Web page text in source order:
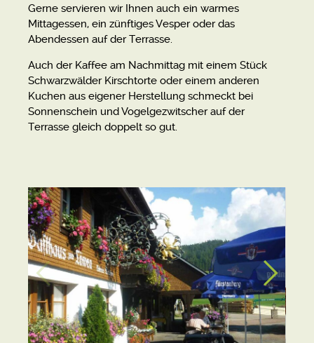
Gerne servieren wir Ihnen auch ein warmes
Mittagessen, ein zünftiges Vesper oder das
Abendessen auf der Terrasse.
Auch der Kaffee am Nachmittag mit einem Stück
Schwarzwälder Kirschtorte oder einem anderen
Kuchen aus eigener Herstellung schmeckt bei
Sonnenschein und Vogelgezwitscher auf der
Terrasse gleich doppelt so gut.